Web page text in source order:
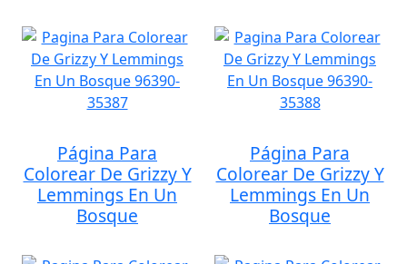
Página Para
Colorear De Grizzy Y
Lemmings En Un
Bosque
Página Para
Colorear De Grizzy Y
Lemmings En Un
Bosque